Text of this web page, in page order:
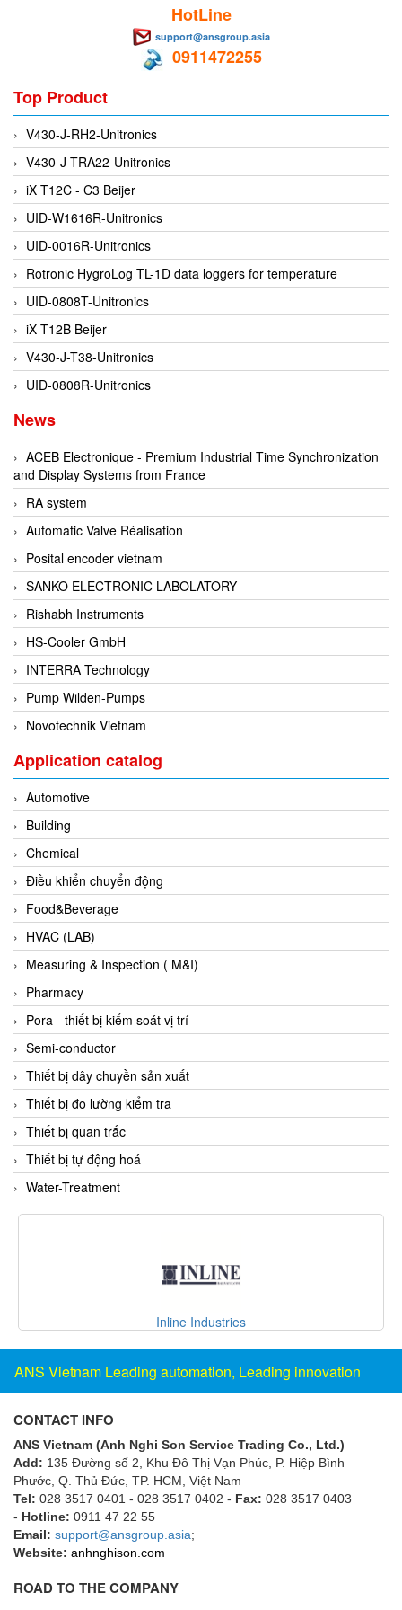
EMG
Emotron
ENCEL Vietnam
Endress+Hauser
Enensys Vietnam
Enerdoor
Enerpac
ENERSYS
Enolgas
Envada
Environmental Compliance Products
EPE Process Filters & Accumulators
Epro/Emerson
ERE WIRELESS
Erhardt-Leimer
Erhardt-Leimer
Erhardt-leimer
ERICHSEN
Erinda/Delta
ESA Automation Vietnam
Esa Pyronics
Euchner
Eurotherm Vietnam
Eurovent
Evoqua
EXAIR
Exergen
Exide Technologies Vietnam
EXOR
FAIRCHILD
FANUC
FDM/ F.lli Della Marca Srl
FEIN
Felm
FESTO
FHF (EATON Crouse-Hinds)
Fife/ Maxcess
Fimet
Fine Suntronix
Fischer
FLENDER
Flexaust
Flexim
FLIR
FLOMAG
flotron
Flow Force/ Super Green Power-Tech
HotLine
support@ansgroup.asia
0911472255
Top Product
V430-J-RH2-Unitronics
V430-J-TRA22-Unitronics
iX T12C - C3 Beijer
UID-W1616R-Unitronics
UID-0016R-Unitronics
Rotronic HygroLog TL-1D data loggers for temperature
UID-0808T-Unitronics
iX T12B Beijer
V430-J-T38-Unitronics
UID-0808R-Unitronics
News
ACEB Electronique - Premium Industrial Time Synchronization
and Display Systems from France
RA system
Automatic Valve Réalisation
Posital encoder vietnam
SANKO ELECTRONIC LABOLATORY
Rishabh Instruments
HS-Cooler GmbH
INTERRA Technology
Pump Wilden-Pumps
Novotechnik Vietnam
Application catalog
Automotive
Building
Chemical
Điều khiển chuyển động
Food&Beverage
HVAC (LAB)
Measuring & Inspection ( M&I)
Pharmacy
Pora - thiết bị kiểm soát vị trí
Semi-conductor
Thiết bị dây chuyền sản xuất
Thiết bị đo lường kiểm tra
Thiết bị quan trắc
Thiết bị tự động hoá
Water-Treatment
CD Automation S.r.l
ANS Vietnam Leading automation, Leading innovation
CONTACT INFO
ANS Vietnam (Anh Nghi Son Service Trading Co., Ltd.)
Add: 135 Đường số 2, Khu Đô Thị Vạn Phúc, P. Hiệp Bình
Phước, Q. Thủ Đức, TP. HCM , Việt Nam
Tel: 028 3517 0401 - 028 3517 0402 - Fax: 028 3517 0403
- Hotline: 0911 47 22 55
Email: support@ansgroup.asia;
Website: anhnghison.com
ROAD TO THE COMPANY